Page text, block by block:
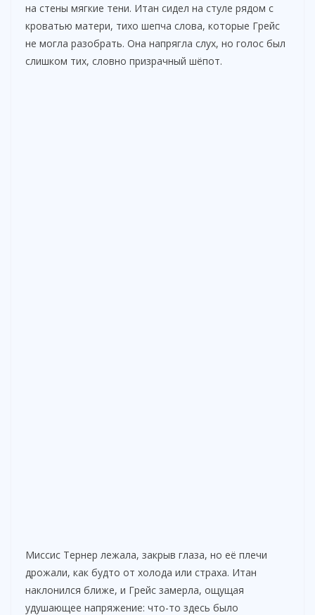
на стены мягкие тени. Итан сидел на стуле рядом с
кроватью матери, тихо шепча слова, которые Грейс
не могла разобрать. Она напрягла слух, но голос был
слишком тих, словно призрачный шёпот.
Миссис Тернер лежала, закрыв глаза, но её плечи
дрожали, как будто от холода или страха. Итан
наклонился ближе, и Грейс замерла, ощущая
удушающее напряжение: что-то здесь было